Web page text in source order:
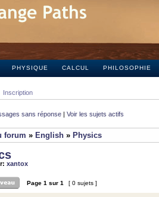
PHYSIQUE CALCUL PHILOSOPHIE
Inscription
sans réponse | Voir les sujets actifs
forum » English » Physics
xantox
Page 1 sur 1 [ 0 sujets ]